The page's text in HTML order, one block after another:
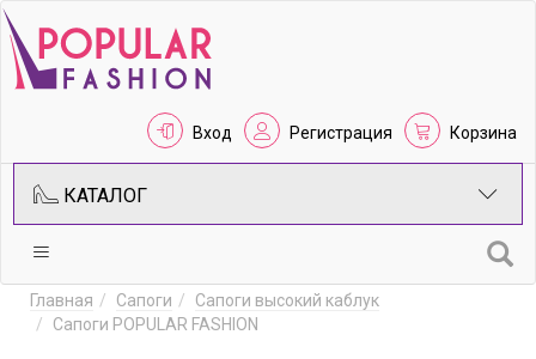
Вход Регистрация Корзина
КАТАЛОГ
Главная Сапоги
Сапоги высокий каблук
Сапоги POPULAR FASHION